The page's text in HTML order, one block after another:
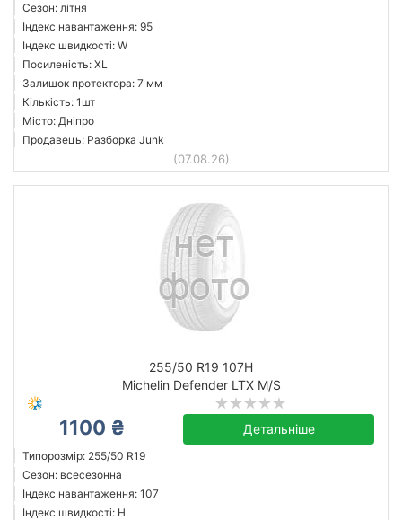
Сезон: літня
Індекс навантаження: 95
Індекс швидкості: W
Посиленість: XL
Залишок протектора: 7 мм
Кількість: 1шт
Місто: Дніпро
Продавець: Разборка Junk
(07.08.26)
255/50 R19 107H
Michelin Defender LTX M/S
1100 ₴ Детальніше
Типорозмір: 255/50 R19
Сезон: всесезонна
Індекс навантаження: 107
Індекс швидкості: H